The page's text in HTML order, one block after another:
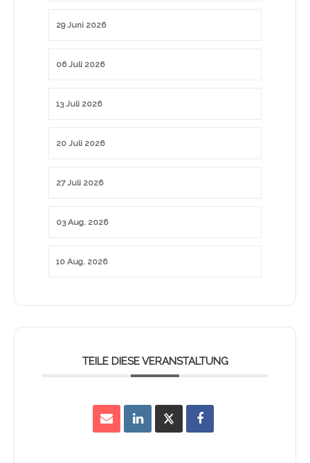
29 Juni 2026
06 Juli 2026
13 Juli 2026
20 Juli 2026
27 Juli 2026
03 Aug. 2026
10 Aug. 2026
TEILE DIESE VERANSTALTUNG